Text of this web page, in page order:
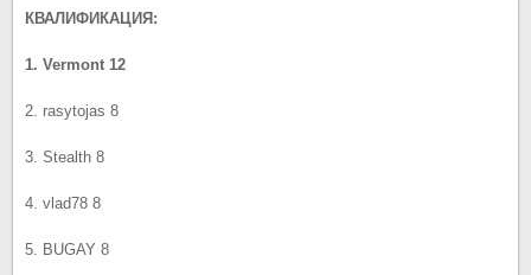
КВАЛИФИКАЦИЯ:
1. Vermont 12
2. rasytojas 8
3. Stealth 8
4. vlad78 8
5. BUGAY 8